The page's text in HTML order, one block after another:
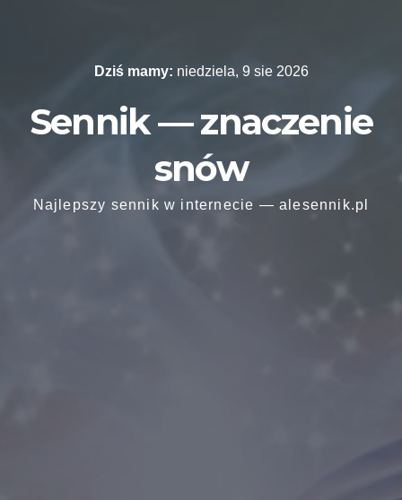
Dziś mamy: niedziela, 9 sie 2026
Sennik — znaczenie
snów
Najlepszy sennik w internecie — alesennik.pl